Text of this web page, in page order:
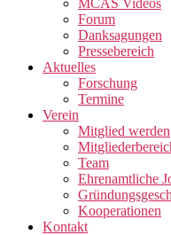
MCAS Videos
Forum
Danksagungen
Pressebereich
Aktuelles
Forschung
Termine
Verein
Mitglied werden
Team
Ehrenamtliche
Kooperationen
Kontakt